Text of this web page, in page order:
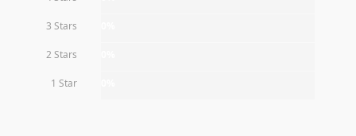
3 Stars
2 Stars
1 Star